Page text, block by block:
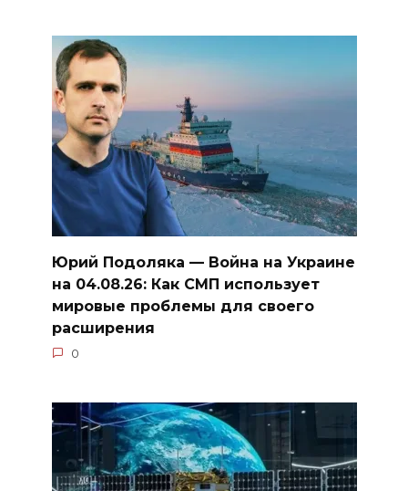
Юрий Подоляка — Война на Украине
на 04.08.26: Как СМП использует
мировые проблемы для своего
расширения
0